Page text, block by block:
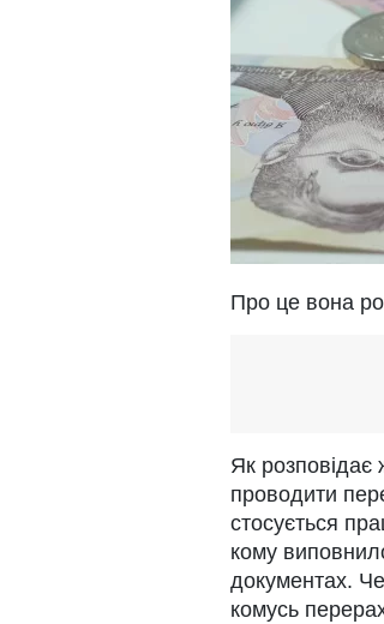
Про це вона
Як розповідає
проводити
стосується
кому
документах.
комусь